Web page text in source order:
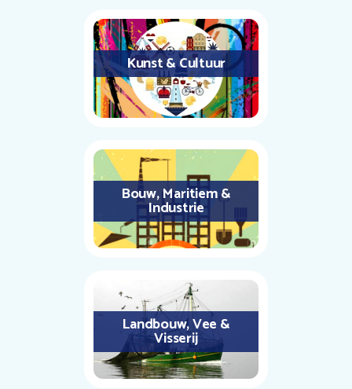
Kunst & Cultuur
Bouw, Maritiem &
Industrie
Landbouw, Vee &
Visserij